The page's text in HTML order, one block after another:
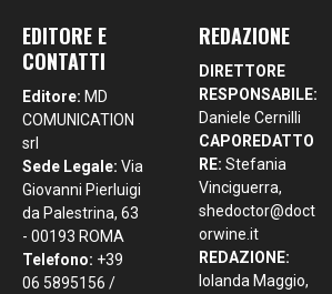
EDITORE E
CONTATTI
Editore: MD
COMUNICATION
srl
Sede Legale: Via
Giovanni Pierluigi
da Palestrina, 63
- 00193 ROMA
Telefono: +39
06 5895156 /
REDAZIONE
DIRETTORE
RESPONSABILE:
Daniele Cernilli
CAPOREDATTO
RE: Stefania
Vinciguerra,
shedoctor@doct
orwine.it
REDAZIONE:
Iolanda Maggio,